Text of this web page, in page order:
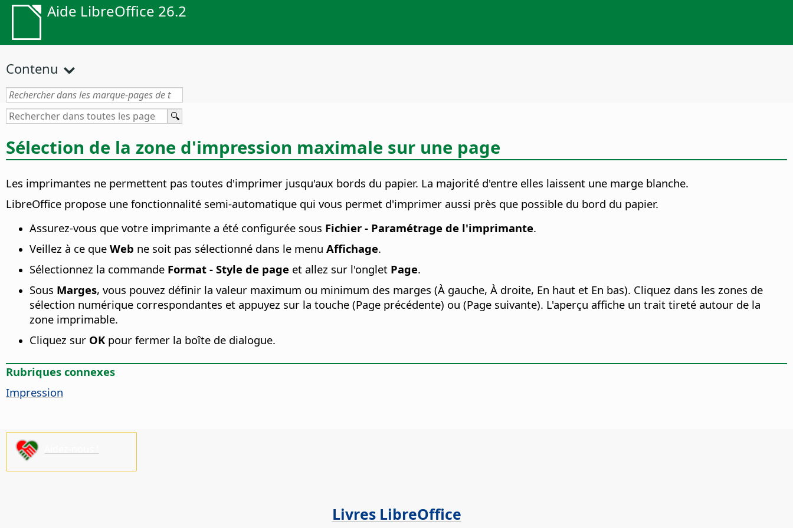
Aide LibreOffice 26.2
Contenu
Sélection de la zone d'impression maximale sur une page
Les imprimantes ne permettent pas toutes d'imprimer jusqu'aux bords du papier. La majorité d'entre elles laissent une marge blanche.
LibreOffice propose une fonctionnalité semi-automatique qui vous permet d'imprimer aussi près que possible du bord du papier.
Assurez-vous que votre imprimante a été configurée sous Fichier - Paramétrage de l'imprimante.
Veillez à ce que Web ne soit pas sélectionné dans le menu Affichage.
Sélectionnez la commande Format - Style de page et allez sur l'onglet Page.
Sous Marges, vous pouvez définir la valeur maximum ou minimum des marges (À gauche, À droite, En haut et En bas). Cliquez dans les zones de
sélection numérique correspondantes et appuyez sur la touche (Page précédente) ou (Page suivante). L'aperçu affiche un trait tireté autour de la
zone imprimable.
Cliquez sur OK pour fermer la boîte de dialogue.
Rubriques connexes
Impression
Livres LibreOffice